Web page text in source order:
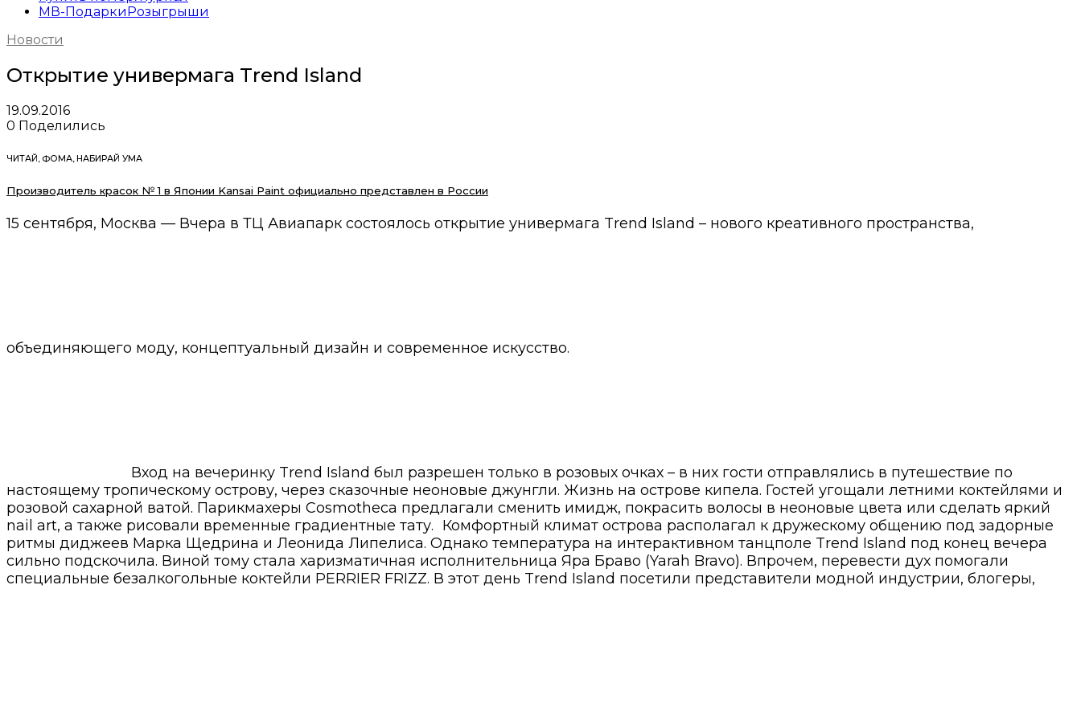
МВ-Подарки Розыгрыши
Новости
Открытие универмага Trend Island
19.09.2016
0 Поделились
ЧИТАЙ, ФОМА, НАБИРАЙ УМА
Производитель красок № 1 в Японии Kansai Paint официально представлен в России
15 сентября, Москва — Вчера в ТЦ Авиапарк состоялось открытие универмага Trend Island – нового креативного пространства,
объединяющего моду, концептуальный дизайн и современное искусство.
Вход на вечеринку Trend Island был разрешен только в розовых очках – в них гости отправлялись в путешествие по
настоящему тропическому острову, через сказочные неоновые джунгли. Жизнь на острове кипела. Гостей угощали летними коктейлями и
розовой сахарной ватой. Парикмахеры Cosmotheca предлагали сменить имидж, покрасить волосы в неоновые цвета или сделать яркий
nail art, а также рисовали временные градиентные тату. Комфортный климат острова располагал к дружескому общению под задорные
ритмы диджеев Марка Щедрина и Леонида Липелиса. Однако температура на интерактивном танцполе Trend Island под конец вечера
сильно подскочила. Виной тому стала харизматичная исполнительница Яра Браво (Yarah Bravo). Впрочем, перевести дух помогали
специальные безалкогольные коктейли PERRIER FRIZZ. В этот день Trend Island посетили представители модной индустрии, блогеры,